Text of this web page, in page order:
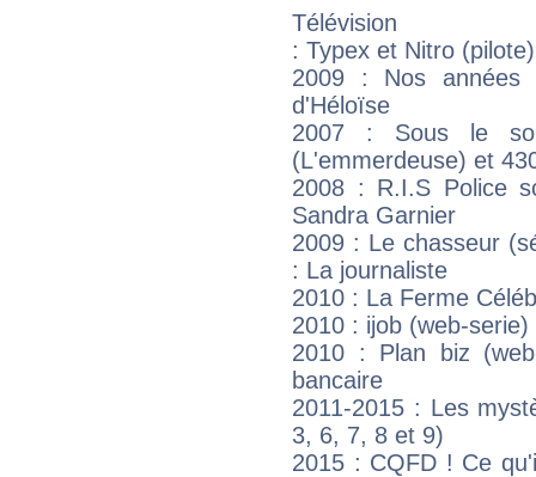
Télévision
: Typex et Nitro
2009 : Nos
d'Héloïse
2007 : Sous le
(L'emmerdeuse) et
2008 : R.I.S Police
Sandra Garnier
2009 : Le chasseur
: La journaliste
2010 : La Ferme
2010 : ijob (web-
2010 : Plan biz
bancaire
2011-2015 : Les
3, 6, 7, 8 et 9)
2015 : CQFD ! Ce